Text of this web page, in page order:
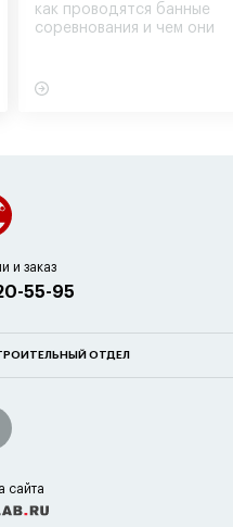
как проводятся банные
соревнования и чем они
и заказ
55-95
ОТДЕЛ
сайта